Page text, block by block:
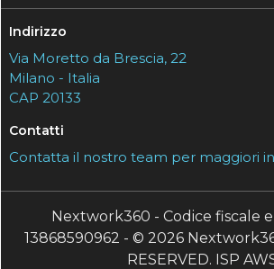
Indirizzo
Via Moretto da Brescia, 22
Milano - Italia
CAP 20133
Contatti
Contatta il nostro team per maggiori
Nextwork360 - Codice fiscale
13868590962 - © 2026
RESERVED. ISP